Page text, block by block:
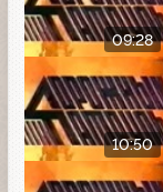
09:28
10:50